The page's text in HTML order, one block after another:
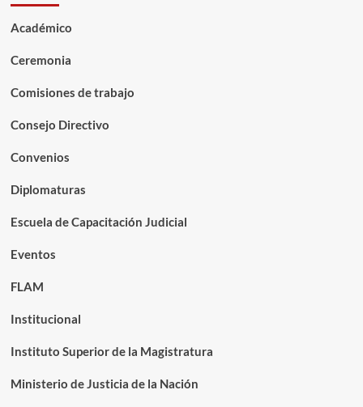
Académico
Ceremonia
Comisiones de trabajo
Consejo Directivo
Convenios
Diplomaturas
Escuela de Capacitación Judicial
Eventos
FLAM
Institucional
Instituto Superior de la Magistratura
Ministerio de Justicia de la Nación